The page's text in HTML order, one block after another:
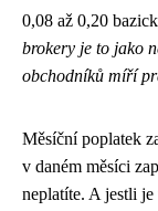
0,08 až 0,20
brokery je to jako
obchodníků míří
Měsíční poplatek
v daném měsíci
neplatíte. A jestli